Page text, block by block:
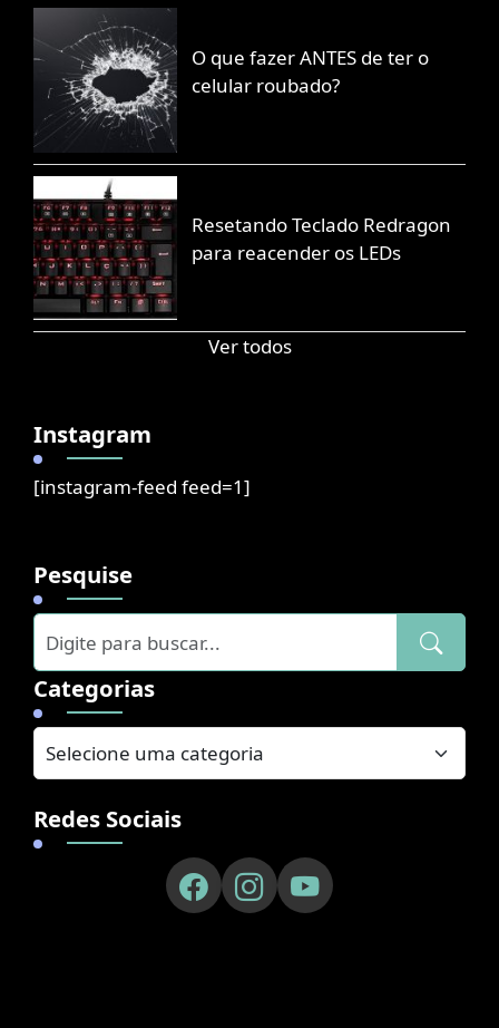
O que fazer ANTES de ter o
celular roubado?
Resetando Teclado Redragon
para reacender os LEDs
Ver todos
Instagram
[instagram-feed feed=1]
Pesquise
Categorias
Redes Sociais